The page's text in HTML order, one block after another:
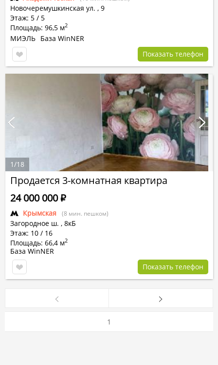
Новочеремушкинская ул. , 9
Этаж: 5 / 5
Площадь: 96,5 м2
МИЭЛЬ База WinNER
Показать телефон
Продается 3-комнатная квартира
Крымская (8 мин. пешком)
Загородное ш. , 8кБ
Этаж: 10 / 16
Площадь: 66,4 м2
24 000 000Р
База WinNER
Показать телефон
1/18
1